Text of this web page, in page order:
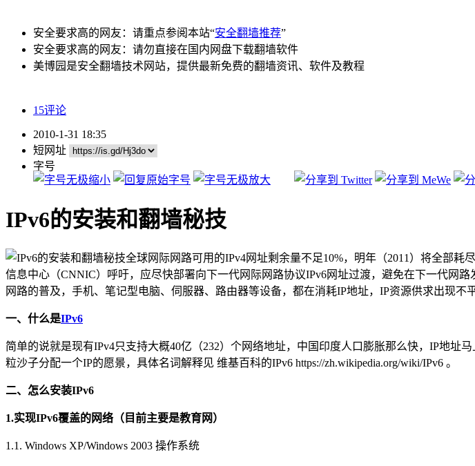
安全要求高的网友：请重点参阅本站“安全翻墙推荐”
安全要求高的网友：请勿直接在国内网盘下载翻墙软件
美博园是安全翻墙技术网站，提供最新免费的翻墙资讯、软件及教程
15评论
2010-1-31 18:35
短网址
字号
IPv6的安装和翻墙秘技
全球网际网路可用的IPv4网址剩余量不足10%，明年（2011）将全部
信息中心（CNNIC）呼吁，应尽快部署向下一代网际网路协议IPv6网址过渡，避免在下一代网
网路的普及，手机、笔记型电脑、伺服器、路由器等设备，都在消耗IP地址，IP资源供求出现
一、什么是IPv6
简单的说就是现有IPv4只支持大概40亿（232）个网络地址，中国印度人口膨胀那么快，IP地址
粒沙子分配一个IP的愿景，具体名词解释见 维基百科的IPv6 https://zh.wikipedia.org/wiki/IPv6 。
二、怎么安装IPv6
1.实现IPv6覆盖的网络（目前主要是教育网）
1.1. Windows XP/Windows 2003 操作系统